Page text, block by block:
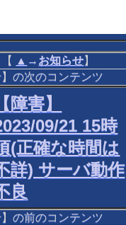
▲ → お知らせ】
】の次のコンテンツ
【障害】
09/21 15時
(正確な時間は
詳) サーバ動作
良
】の前のコンテンツ